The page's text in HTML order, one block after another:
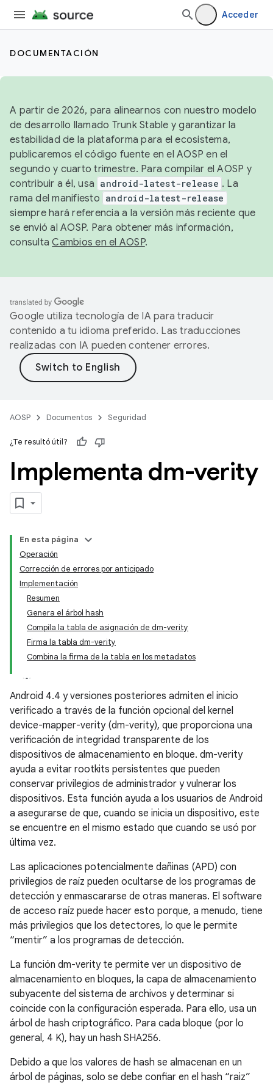
Acceder
DOCUMENTACIÓN
A partir de 2026, para alinearnos con nuestro modelo
de desarrollo llamado Trunk Stable y garantizar la
estabilidad de la plataforma para el ecosistema,
publicaremos el código fuente en el AOSP en el
segundo y cuarto trimestre. Para compilar el AOSP y
contribuir a él, usa android-latest-release . La
rama del manifiesto android-latest-release
siempre hará referencia a la versión más reciente que
se envió al AOSP. Para obtener más información,
consultaCambios en el AOSP.
Google utiliza tecnología de IA para traducir
contenido a tu idioma preferido. Las traducciones
realizadas con IA pueden contener errores.
AOSP Documentos Seguridad
¿Te resultó útil?
Implementa dm-verity
En esta página
Operación
Corrección de errores por anticipado
Implementación
Resumen
Genera el árbol hash
Compila la tabla de asignación de dm-verity
Firma la tabla dm-verity
Combina la firma de la tabla en los metadatos
Android 4.4 y versiones posteriores admiten el inicio
verificado a través de la función opcional del kernel
device-mapper-verity (dm-verity), que proporciona una
verificación de integridad transparente de los
dispositivos de almacenamiento en bloque. dm-verity
ayuda a evitar rootkits persistentes que pueden
conservar privilegios de administrador y vulnerar los
dispositivos. Esta función ayuda a los usuarios de Android
a asegurarse de que, cuando se inicia un dispositivo, este
se encuentre en el mismo estado que cuando se usó por
última vez.
Las aplicaciones potencialmente dañinas (APD) con
privilegios de raíz pueden ocultarse de los programas de
detección y enmascararse de otras maneras. El software
de acceso raíz puede hacer esto porque, a menudo, tiene
más privilegios que los detectores, lo que le permite
“mentir” a los programas de detección.
La función dm-verity te permite ver un dispositivo de
almacenamiento en bloques, la capa de almacenamiento
subyacente del sistema de archivos y determinar si
coincide con la configuración esperada. Para ello, usa un
árbol de hash criptográfico. Para cada bloque (por lo
general, 4 K), hay un hash SHA256.
Debido a que los valores de hash se almacenan en un
árbol de páginas, solo se debe confiar en el hash “raiz”